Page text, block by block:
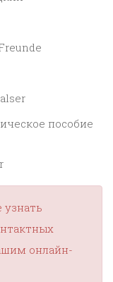
пособие
онлайн-